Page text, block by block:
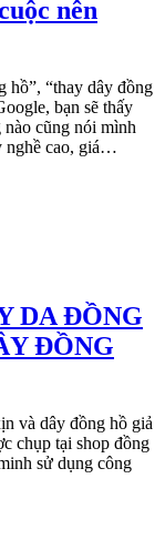
nên
hồ”, “thay dây đồng
bạn sẽ thấy
cũng nói mình
nghề cao, giá…
DA ĐỒNG
ĐỒNG
và dây đồng hồ giả
chụp tại shop đồng
sử dụng công